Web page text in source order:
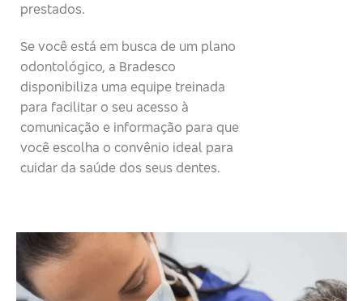
prestados.
Se você está em busca de um plano
odontológico, a Bradesco
disponibiliza uma equipe treinada
para facilitar o seu acesso à
comunicação e informação para que
você escolha o convênio ideal para
cuidar da saúde dos seus dentes.